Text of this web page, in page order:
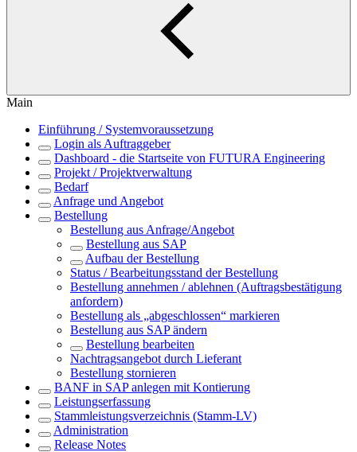
Main
Einführung / Systemvoraussetzung
Login als Auftraggeber
Dashboard - die Startseite von FUTURA Engineering
Projekt / Projektverwaltung
Bedarf
Anfrage und Angebot
Bestellung
Bestellung aus Anfrage/Angebot
Bestellung aus SAP
Aufbau der Bestellung
Status / Bearbeitungsstand der Bestellung
Bestellung annehmen / ablehnen (Auftragsbestätigung
anfordern)
Bestellung als „abgeschlossen“ markieren
Bestellung aus SAP ändern
Bestellung bearbeiten
Nachtragsangebot durch Lieferant
Bestellung stornieren
BANF in SAP anlegen mit Kontierung
Leistungserfassung
Stammleistungsverzeichnis (Stamm-LV)
Administration
Release Notes